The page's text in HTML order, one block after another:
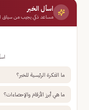
اسأل الخبر
مساعد ذكي يجيب من سياق
ما الفكرة الرئيسية للخبر؟
ما هي أبرز الأرقام والإحصاءات؟